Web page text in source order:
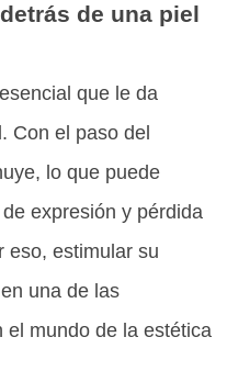
de una piel
que le da
Con el paso del
lo que puede
expresión y pérdida
eso, estimular su
una de las
mundo de la estética